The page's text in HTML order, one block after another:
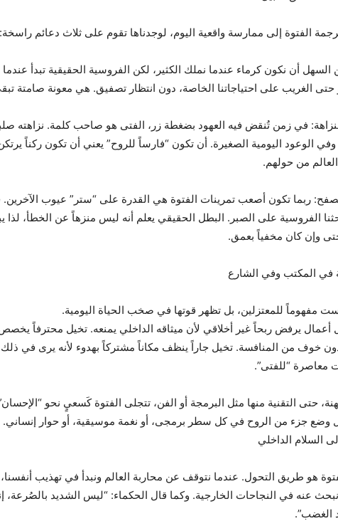
ترجمة الفتوة إلى ممارسة واقعية اليوم، لوجدناها تقوم على ثلاث دعائم راسخة:
السهل أن نكون كرماء عندما نملك الكثير، لكن الفروسية الحقيقية تبدأ
حتى الغريب على احتياجاتنا الخاصة، دون انتظار تصفيق. هي معونة صامتة
في زمن تُنقض فيه العهود بضغطة زر، الفتى هو صاحب كلمة. نزاهته
وفي الوعود اليومية الصغيرة. أن تكون “فارساً للروح” يعني أن تكون ركناً
من حولهم.
ربما تكون أصعب تمرينات الفتوة هي القدرة على “ستر” عيوب
الفروسية على الصبر. البطل الحقيقي يعلم أنه ليس منزهاً عن الخطأ،
وإن كان مخفياً بعمق.
في المكتب وفي الشارع
مفهوماً للمعتزلين، بل تظهر قوتها في صخب الحياة اليومية.
يرفض ربحاً غير أخلاقي لأن ميثاقه الداخلي يمنعه. تخيل محترفاً يخصص
خوف من المنافسة. تخيل جاراً ينظف مكاناً مشتركاً بهدوء لأنه يرى في
معاصرة “للفتى”.
حتى التقنية منها مثل البرمجة أو الفن، تتجلى الفتوة كَسعيٍ نحو
وضع جزء من الروح في كل سطر برمجى، أو نغمة موسيقية، أو حوار إنساني.
السلام الداخلي
هو طريق التحول. عندما نتوقف عن محاربة العالم ونبدأ في تهذيب
عنه في النجاحات الخارجية. وكما قال الحكماء: “ليس الشديد بالصُرعة،
الغضب”.